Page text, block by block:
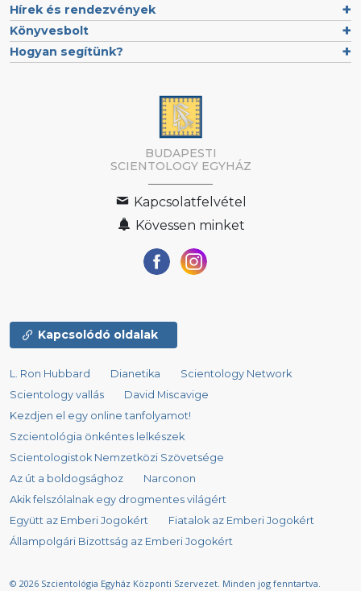
Hírek és rendezvények
Könyvesbolt
Hogyan segítünk?
BUDAPESTI
SCIENTOLOGY EGYHÁZ
Kapcsolatfelvétel
Kövessen minket
Kapcsolódó oldalak
L. Ron Hubbard Dianetika
Scientology Network
Scientology vallás
David Miscavige
Kezdjen el egy online tanfolyamot!
Szcientológia önkéntes lelkészek
Scientologistok Nemzetközi Szövetsége
Az út a boldogsághoz
Narconon
Akik felszólalnak egy drogmentes világért
Együtt az Emberi Jogokért
Fiatalok az Emberi Jogokért
Állampolgári Bizottság az Emberi Jogokért
© 2026 Szcientológia Egyház Központi Szervezet. Minden jog fenntartva.